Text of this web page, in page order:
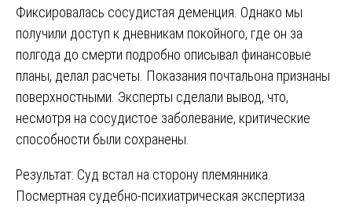
Фиксировалась сосудистая деменция. Однако мы
получили доступ к дневникам покойного, где он за
полгода до смерти подробно описывал финансовые
планы, делал расчеты. Показания почтальона признаны
поверхностными. Эксперты сделали вывод, что,
несмотря на сосудистое заболевание, критические
способности были сохранены.
Результат: Суд встал на сторону племянника.
Посмертная судебно-психиатрическая экспертиза